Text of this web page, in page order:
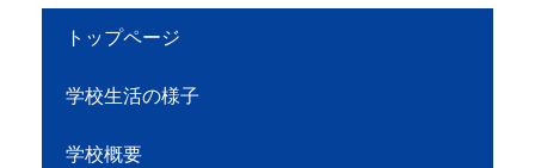
トップページ
学校生活の様子
学校概要